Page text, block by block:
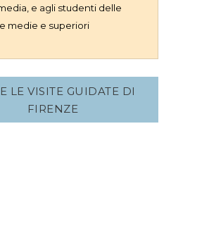
e agli studenti delle
medie e superiori
LE VISITE GUIDATE DI
FIRENZE